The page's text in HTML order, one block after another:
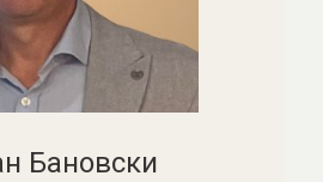
Бановски